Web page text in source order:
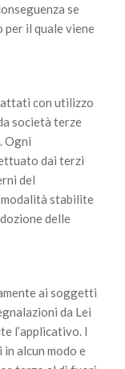
se
per il quale viene
con utilizzo
società terze
Ogni
dai terzi
del
stabilite
delle
ai soggetti
da Lei
l’applicativo. I
alcun modo e